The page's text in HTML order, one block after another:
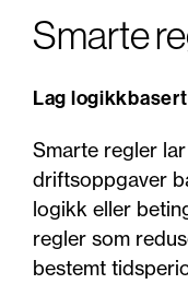
Smarte
Lag
Smarte regler
driftsoppgaver
logikk eller
regler som
bestemt